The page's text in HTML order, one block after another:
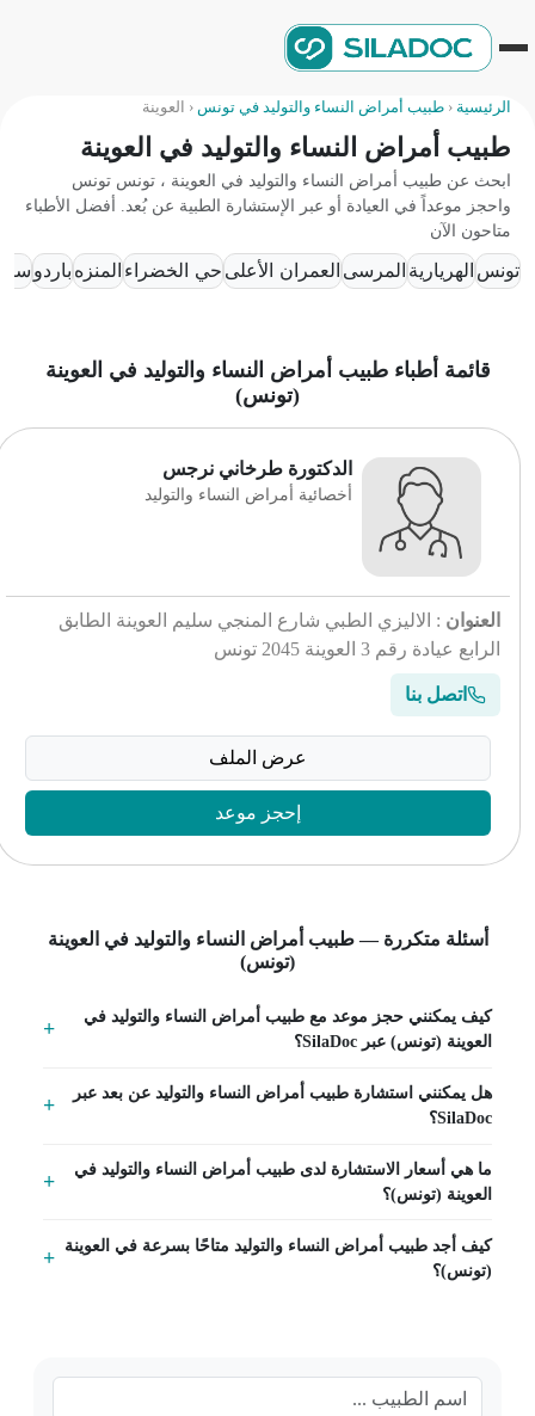
الرئيسية‹طبيب أمراض النساء والتوليد في تونس‹العوينة
طبيب أمراض النساء والتوليد في العوينة
ابحث عن طبيب أمراض النساء والتوليد في العوينة ، تونس تونس
واحجز موعداً في العيادة أو عبر الإستشارة الطبية عن بُعد. أفضل الأطباء
متاحون الآن
تونسالهريارية المرسىالعمران الأعلىحي الخضراء المنزه باردوسيدي
قائمة أطباء طبيب أمراض النساء والتوليد في العوينة
(تونس)
الدكتورة طرخاني نرجس
أخصائية أمراض النساء والتوليد
العنوان : الاليزي الطبي شارع المنجي سليم العوينة الطابق
الرابع عيادة رقم 3 العوينة 2045 تونس
اتصل بنا
عرض الملف
إحجز موعد
أسئلة متكررة — طبيب أمراض النساء والتوليد في العوينة
(تونس)
كيف يمكنني حجز موعد مع طبيب أمراض النساء والتوليد في
العوينة (تونس) عبر SilaDoc؟
هل يمكنني استشارة طبيب أمراض النساء والتوليد عن بعد عبر
SilaDoc؟
ما هي أسعار الاستشارة لدى طبيب أمراض النساء والتوليد في
العوينة (تونس)؟
كيف أجد طبيب أمراض النساء والتوليد متاحًا بسرعة في العوينة
(تونس)؟